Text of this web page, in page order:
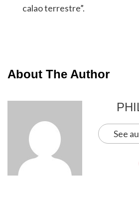
calao terrestre”.
About The Author
See